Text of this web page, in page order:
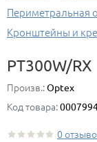
Периметральная
Кронштейны и
PT300W/RX
Произв.:Optex
Код товара:
0